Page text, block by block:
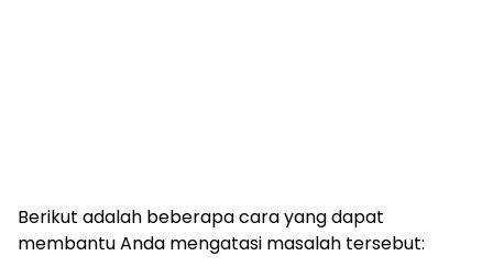
Berikut adalah beberapa cara yang dapat
membantu Anda mengatasi masalah tersebut: